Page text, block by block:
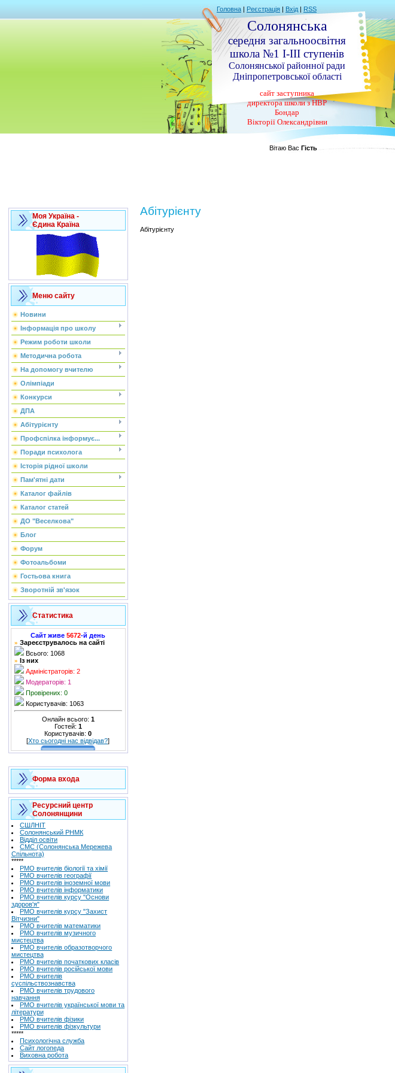
Головна | Реєстрація | Вхід | RSS
Солонянська
середня загальноосвітня
школа №1 І-ІІІ ступенів
Солонянської районної ради
Дніпропетровської області
сайт заступника
директора школи з НВР
Бондар
Вікторії Олександрівни
Вітаю Вас Гість
Моя Україна -
Єдина Країна
Меню сайту
Новини
Інформація про школу
Режим роботи школи
Методична робота
На допомогу вчителю
Олімпіади
Конкурси
ДПА
Абітурієнту
Профспілка інформує...
Поради психолога
Історія рідної школи
Пам'ятні дати
Каталог файлів
Каталог статей
ДО "Веселкова"
Блог
Форум
Фотоальбоми
Гостьова книга
Зворотній зв'язок
Статистика
Сайт живе 5672-й день
» Зареєструвалось на сайті
Всього: 1068
» Із них
Адміністраторів: 2
Модераторів: 1
Провірених: 0
Користувачів: 1063
Онлайн всього: 1
Гостей: 1
Користувачів: 0
[Хто сьогодні нас відвідав?]
Форма входа
Ресурсний центр
Солонянщини
СШЛНІТ
Солонянський РНМК
Відділ освіти
СМС (Солонянська Мережева
Спільнота)
*****
РМО вчителів біології та хімії
РМО вчителів географії
РМО вчителів іноземної мови
РМО вчителів інформатики
РМО вчителів курсу "Основи
здоров'я"
РМО вчителів курсу "Захист
Вітчизни"
РМО вчителів математики
РМО вчителів музичного
мистецтва
РМО вчителів образотворчого
мистецтва
РМО вчителів початкових класів
РМО вчителів російської мови
РМО вчителів
суспільствознавства
РМО вчителів трудового
навчання
РМО вчителів української мови та
літератури
РМО вчителів фізики
РМО вчителів фізкультури
*****
Психологічна служба
Сайт логопеда
Виховна робота
Абітурієнту
Абітурієнту